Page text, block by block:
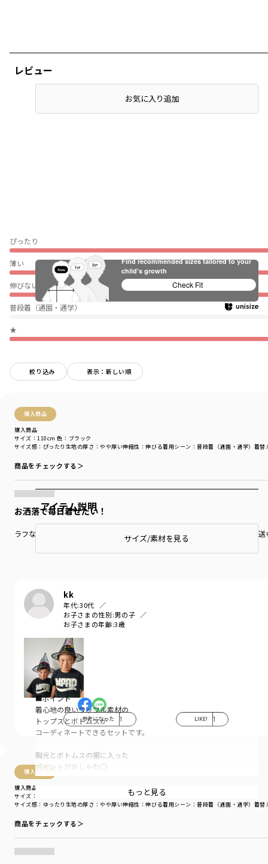
レビュー
ぴったり
薄い
伸びない
普段着（通園・通学）
★
絞り込み 表示：新しい順
購入商品
購入商品
サイズ感 ：ぴったり 生地の厚さ ：やや厚い伸縮性 ：伸びる着用シーン ：普段着（通園・通学） 着替
サイズ：110cm 色：ブラック
商品をチェックする＞
お洒落で毎日着せたい！
ラフなのにお洒落で子供も毎日着たい、親も毎日着せたい程お気に入り！発
kk
年代:30代
お子さまの性別:男の子
お子さまの年齢:3歳
参考になった 1 LIKE! 1
購入商品
購入商品
サイズ感 ：ゆったり 生地の厚さ ：やや厚い伸縮性 ：伸びる着用シーン ：普段着（通園・通学） 着替
サイズ：150cm
商品をチェックする＞
お気に入り追加
アイテム説明
サイズ/素材を見る
■ポイント
着心地の良いワッフル素材の
トップスとボトムスが
コーディネートできるセットです。
胸元とボトムスの裾に入った
ポイントがおしゃれ〇
通気性が良く、ポコポコした生地感で
肌との接着面が小さいから、暑い夏でも
かっこいいデザインだから
デイリーだけでなく、お出かけにも〇
もっと見る
Find recommended sizes tailored to your
child's growth
Check Fit